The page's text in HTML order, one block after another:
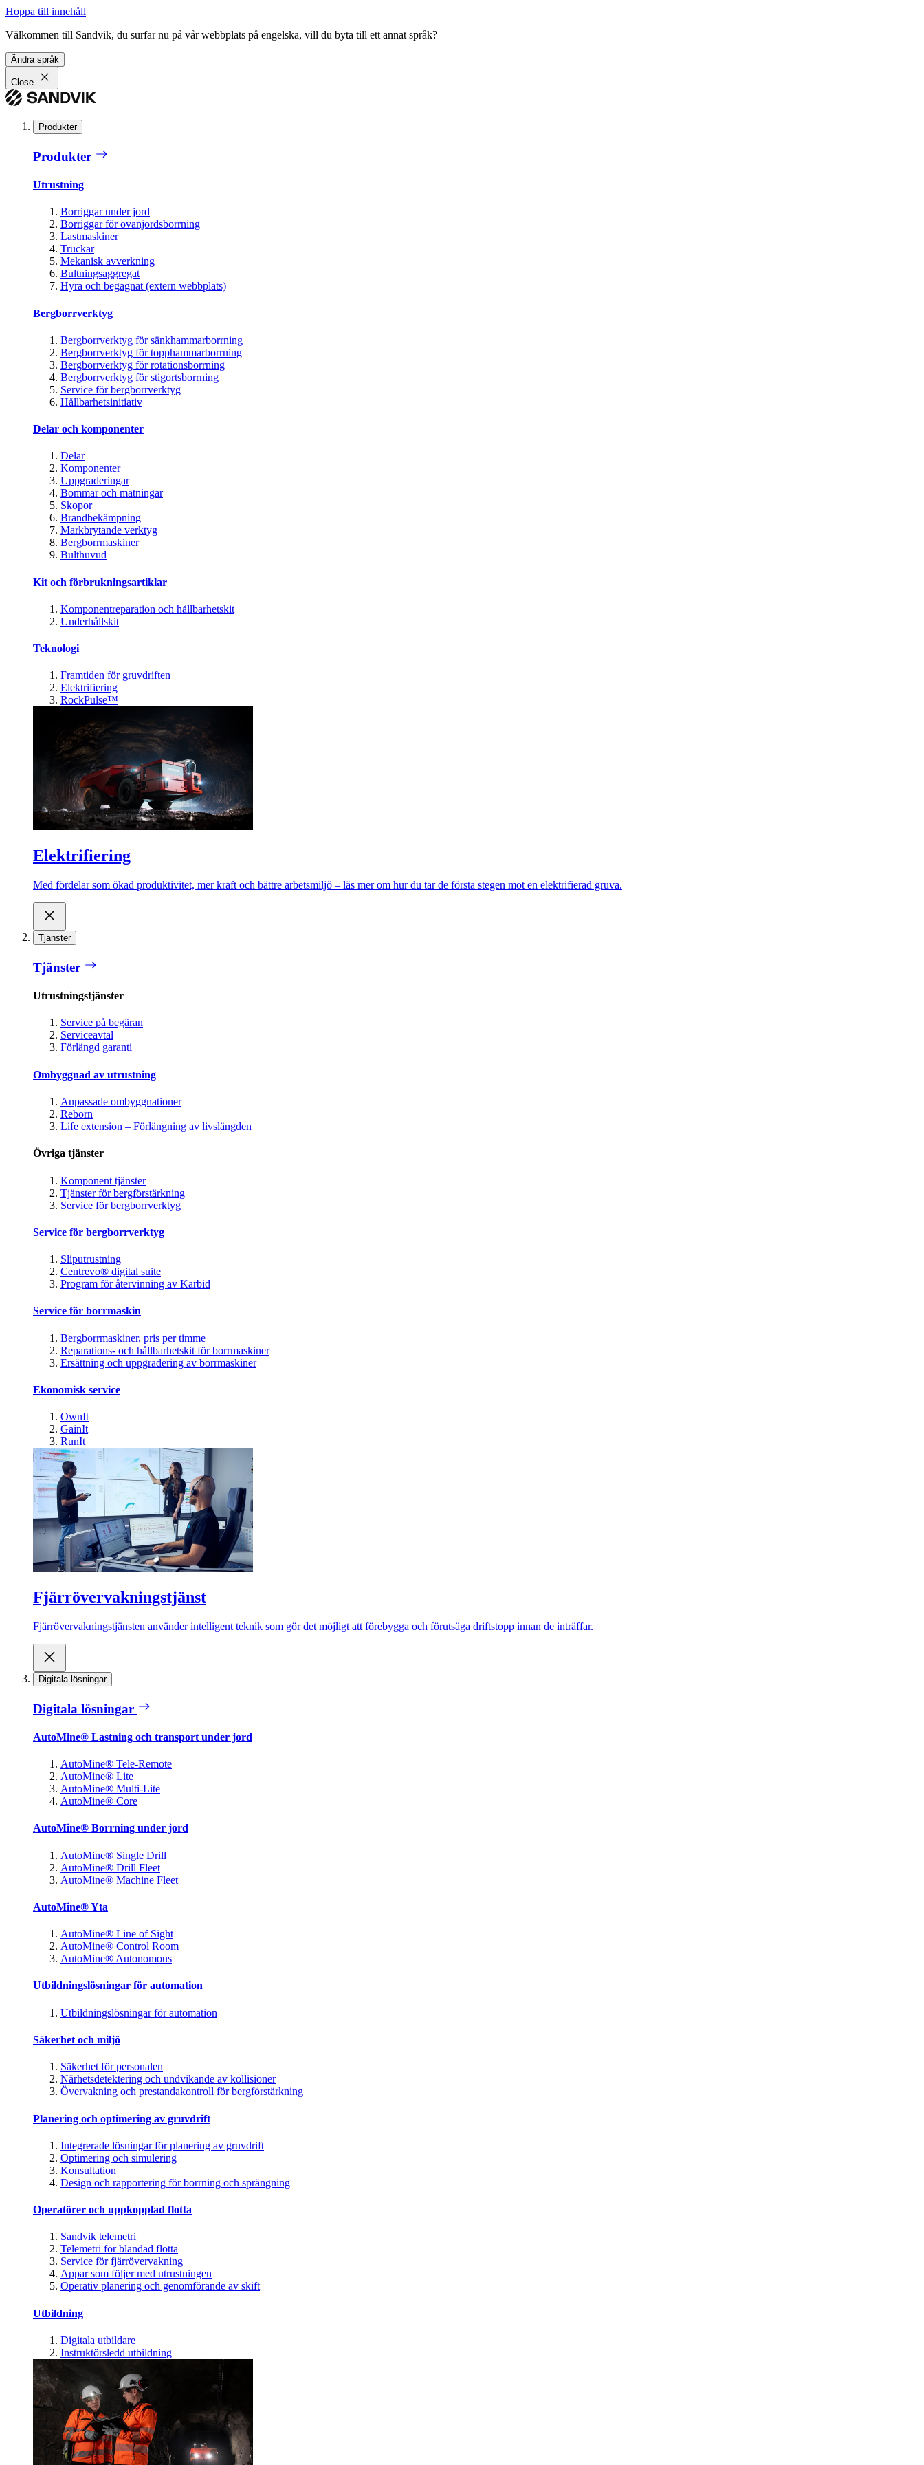
Hoppa till innehåll
Välkommen till Sandvik, du surfar nu på vår webbplats på engelska, vill du byta till ett annat språk?
Ändra språk
Close
Produkter
Produkter
Utrustning
Borriggar under jord
Borriggar för ovanjordsborrning
Lastmaskiner
Truckar
Mekanisk avverkning
Bultningsaggregat
Hyra och begagnat (extern webbplats)
Bergborrverktyg
Bergborrverktyg för sänkhammarborrning
Bergborrverktyg för topphammarborrning
Bergborrverktyg för rotationsborrning
Bergborrverktyg för stigortsborrning
Service för bergborrverktyg
Hållbarhetsinitiativ
Delar och komponenter
Delar
Komponenter
Uppgraderingar
Bommar och matningar
Skopor
Brandbekämpning
Markbrytande verktyg
Bergborrmaskiner
Bulthuvud
Kit och förbrukningsartiklar
Komponentreparation och hållbarhetskit
Underhållskit
Teknologi
Framtiden för gruvdriften
Elektrifiering
RockPulse™
Elektrifiering
Med fördelar som ökad produktivitet, mer kraft och bättre arbetsmiljö – läs mer om hur du tar de första stegen mot en elektrifierad gruva.
Tjänster
Tjänster
Utrustningstjänster
Service på begäran
Serviceavtal
Förlängd garanti
Ombyggnad av utrustning
Anpassade ombyggnationer
Reborn
Life extension – Förlängning av livslängden
Övriga tjänster
Komponent tjänster
Tjänster för bergförstärkning
Service för bergborrverktyg
Service för bergborrverktyg
Sliputrustning
Centrevo® digital suite
Program för återvinning av Karbid
Service för borrmaskin
Bergborrmaskiner, pris per timme
Reparations- och hållbarhetskit för borrmaskiner
Ersättning och uppgradering av borrmaskiner
Ekonomisk service
OwnIt
GainIt
RunIt
Fjärrövervakningstjänst
Fjärrövervakningstjänsten använder intelligent teknik som gör det möjligt att förebygga och förutsäga driftstopp innan de inträffar.
Digitala lösningar
Digitala lösningar
AutoMine® Lastning och transport under jord
AutoMine® Tele-Remote
AutoMine® Lite
AutoMine® Multi-Lite
AutoMine® Core
AutoMine® Borrning under jord
AutoMine® Single Drill
AutoMine® Drill Fleet
AutoMine® Machine Fleet
AutoMine® Yta
AutoMine® Line of Sight
AutoMine® Control Room
AutoMine® Autonomous
Utbildningslösningar för automation
Utbildningslösningar för automation
Säkerhet och miljö
Säkerhet för personalen
Närhetsdetektering och undvikande av kollisioner
Övervakning och prestandakontroll för bergförstärkning
Planering och optimering av gruvdrift
Integrerade lösningar för planering av gruvdrift
Optimering och simulering
Konsultation
Design och rapportering för borrning och sprängning
Operatörer och uppkopplad flotta
Sandvik telemetri
Telemetri för blandad flotta
Service för fjärrövervakning
Appar som följer med utrustningen
Operativ planering och genomförande av skift
Utbildning
Digitala utbildare
Instruktörsledd utbildning